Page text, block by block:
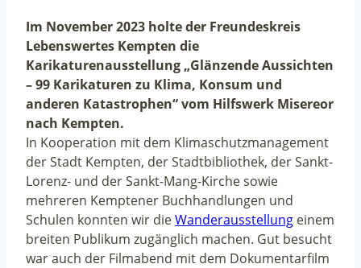
Im November 2023 holte der Freundeskreis
Lebenswertes Kempten die
Karikaturenausstellung „Glänzende Aussichten
– 99 Karikaturen zu Klima, Konsum und
anderen Katastrophen“ vom Hilfswerk Misereor
nach Kempten.
In Kooperation mit dem Klimaschutzmanagement
der Stadt Kempten, der Stadtbibliothek, der Sankt-
Lorenz- und der Sankt-Mang-Kirche sowie
mehreren Kemptener Buchhandlungen und
Schulen konnten wir dieWanderausstellung einem
breiten Publikum zugänglich machen. Gut besucht
war auch der Filmabend mit dem Dokumentarfilm